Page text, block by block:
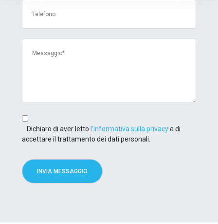
Dichiaro di aver letto l'informativa sulla privacye di
accettare il trattamento dei dati personali.